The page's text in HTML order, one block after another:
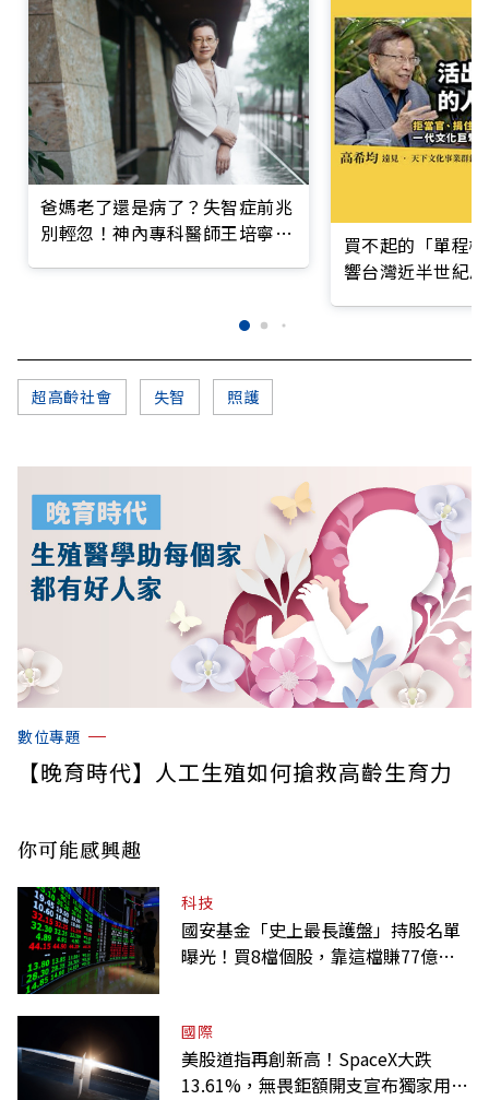
爸媽老了還是病了？失智症前兆
別輕忽！神內專科醫師王培寧呼
買不起的「單程
響台灣近半世紀
超高齡社會 失智 照護
數位專題
【晚育時代】人工生殖如何搶救高齡生育力
你可能感興趣
科技
國安基金「史上最長護盤」持股名單
曝光！買8檔個股，靠這檔賺77億最
國際
美股道指再創新高！SpaceX大跌
13.61%，無畏鉅額開支宣布獨家用輝